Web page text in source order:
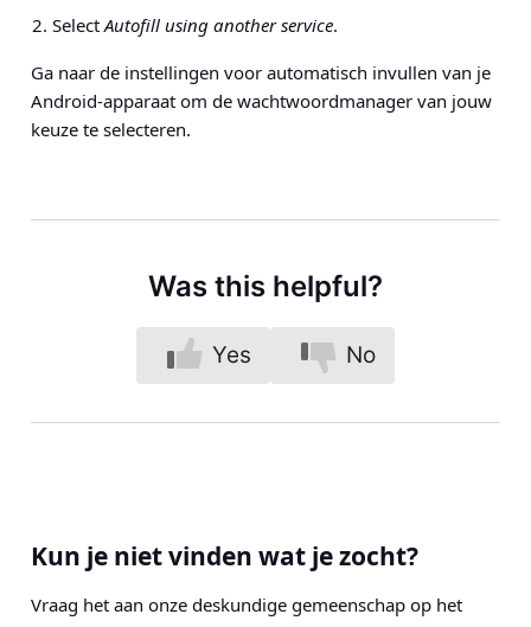
Select Autofill using another service.
Ga naar de instellingen voor automatisch invullen van je
Android-apparaat om de wachtwoordmanager van jouw
keuze te selecteren.
Was this helpful?
Yes No
Kun je niet vinden wat je zocht?
Vraag het aan onze deskundige gemeenschap op het